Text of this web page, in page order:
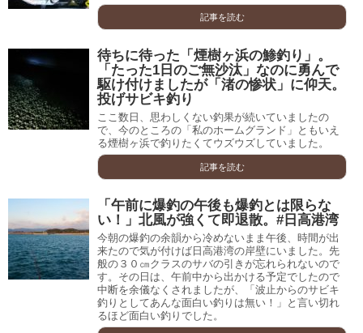
記事を読む
待ちに待った「煙樹ヶ浜の鯵釣り」。
「たった1日のご無沙汰」なのに勇んで
駆け付けましたが「渚の惨状」に仰天。
投げサビキ釣り
ここ数日、思わしくない釣果が続いていましたの
で、今のところの「私のホームグランド」ともいえ
る煙樹ヶ浜で釣りたくてウズウズしていました。
記事を読む
「午前に爆釣の午後も爆釣とは限らな
い！」北風が強くて即退散。#日高港湾
今朝の爆釣の余韻から冷めないまま午後、時間が出
来たので気が付けば日高港湾の岸壁にいました。先
般の３０㎝クラスのサバの引きが忘れられないので
す。その日は、午前中から出かける予定でしたので
中断を余儀なくされましたが、「波止からのサビキ
釣りとしてあんな面白い釣りは無い！」と言い切れ
るほど面白い釣りでした。